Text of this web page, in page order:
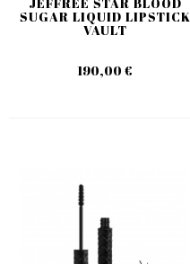
SUGAR LIQUID LIPSTICK
VAULT
190,00 €